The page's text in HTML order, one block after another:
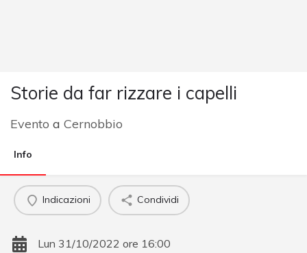
Storie da far rizzare i capelli
Evento a Cernobbio
Info
Indicazioni Condividi
Lun 31/10/2022 ore 16:00